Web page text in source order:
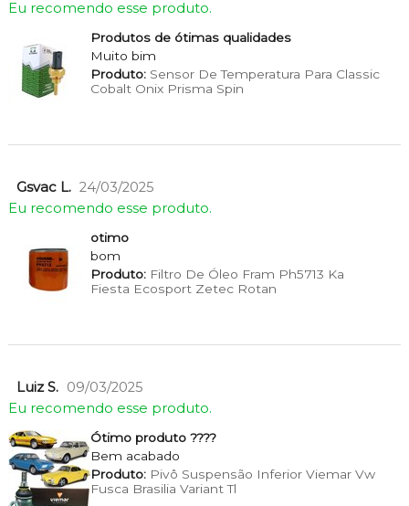
Eu recomendo esse produto.
Produtos de ótimas qualidades
Muito bim
Produto:Sensor De Temperatura Para Classic
Cobalt Onix Prisma Spin
Gsvac L. 24/03/2025
Eu recomendo esse produto.
otimo
bom
Produto:Filtro De Óleo Fram Ph5713 Ka
Fiesta Ecosport Zetec Rotan
Luiz S. 09/03/2025
Eu recomendo esse produto.
Ótimo produto ????
Bem acabado
Produto:Pivô Suspensão Inferior Viemar Vw
Fusca Brasilia Variant Tl